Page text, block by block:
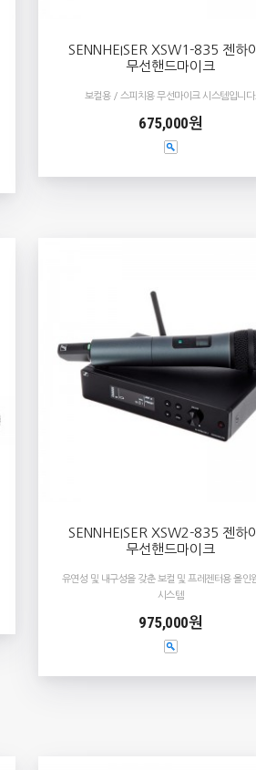
SENNHEISER XSW1-835 젠하
무선핸드마이크
보컬용 / 스피치용 무선마이크 시스템입니다.
675,000원
SENNHEISER XSW2-835 젠하
무선핸드마이크
유연성 및 내구성을 갖춘 보컬 및 프레젠터용 올인
시스템
975,000원